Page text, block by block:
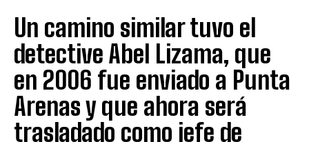
Un camino similar tuvo el
detective Abel Lizama, que
en 2006 fue enviado a Punta
Arenas y que ahora será
trasladado como jefe de